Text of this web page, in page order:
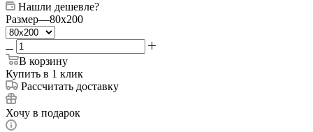
Нашли дешевле?
Размер—80x200
В корзину
Купить в 1 клик
Рассчитать доставку
Хочу в подарок